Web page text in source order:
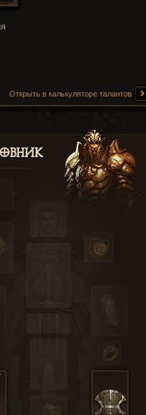
Открыть в калькуляторе талантов